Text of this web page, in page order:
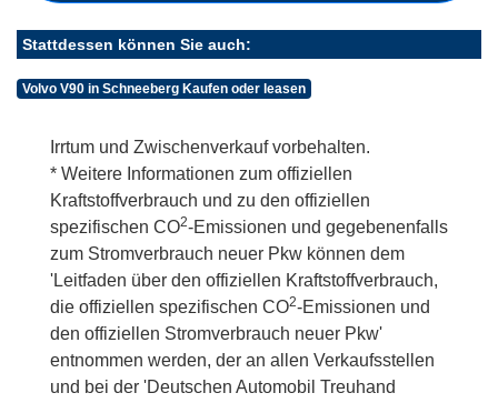
Stattdessen können Sie auch:
Volvo V90 in Schneeberg Kaufen oder leasen
Irrtum und Zwischenverkauf vorbehalten.
* Weitere Informationen zum offiziellen
Kraftstoffverbrauch und zu den offiziellen
spezifischen CO2-Emissionen und gegebenenfalls
zum Stromverbrauch neuer Pkw können dem
'Leitfaden über den offiziellen Kraftstoffverbrauch,
die offiziellen spezifischen CO2-Emissionen und
den offiziellen Stromverbrauch neuer Pkw'
entnommen werden, der an allen Verkaufsstellen
und bei der 'Deutschen Automobil Treuhand